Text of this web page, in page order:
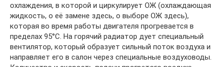
охлаждения, в которой и циркулирует ОЖ (охлаждающая
жидкость, о её замене здесь, о выборе ОЖ здесь),
которая во время работы двигателя прогревается в
пределах 95°C. На горячий радиатор дует специальный
вентилятор, который образует сильный поток воздуха и
направляет его в салон через специальные воздуховоды.